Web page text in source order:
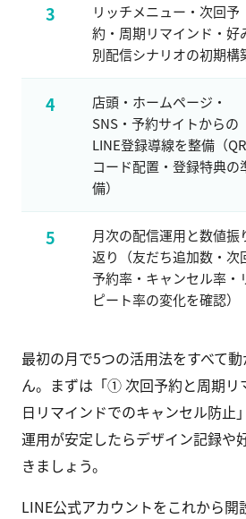
3
リッチメニュー・次回予
約・周期リマインド・好
別配信シナリオの初期構
4
店頭・ホームページ・
SNS・予約サイトからの
LINE登録導線を整備（QR
コード配置・登録特典の
備）
5
月次の配信運用と数値振
返り（友だち追加数・次
予約率・キャンセル率・
ピート率の変化を確認）
最初の月で5つの活用法をすべて
ん。まずは「① 次回予約と周期
日リマインドでのキャンセル防止
運用が安定したらデザイン記録や
きましょう。
LINE公式アカウントをこれから開